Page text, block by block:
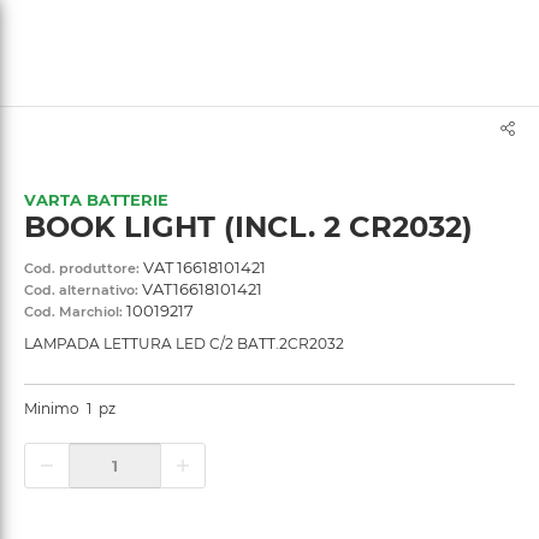
VARTA BATTERIE
BOOK LIGHT (INCL. 2 CR2032)
Cod. produttore: VAT 16618101421
Cod. alternativo: VAT16618101421
Cod. Marchiol: 10019217
LAMPADA LETTURA LED C/2 BATT.2CR2032
Minimo 1 pz